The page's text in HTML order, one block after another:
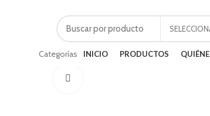
Categorías INICIO PRODUCTOS